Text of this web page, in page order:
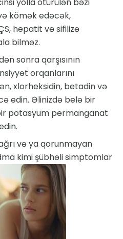
kömək edəcək,
hepatit və sifilizə
bilməz.
sonra qarşısının
orqanlarını
xlorheksidin, betadin və
edin. Əlinizdə belə bir
potasyum permanganat
və ya qorunmayan
kimi şübhəli simptomlar